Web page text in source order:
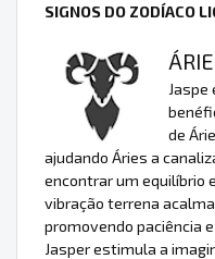
SIGNOS DO ZODÍACO
de
ajudando Áries a
encontrar um equilíbrio
vibração terrena
promovendo paciência
Jasper estimula a